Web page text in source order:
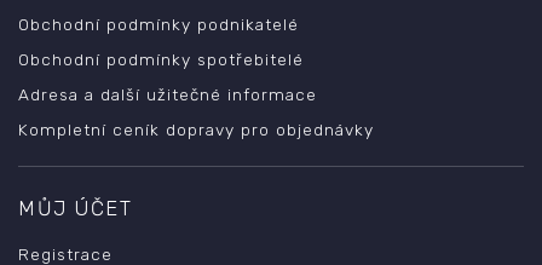
Obchodní podmínky podnikatelé
Obchodní podmínky spotřebitelé
Adresa a další užitečné informace
Kompletní ceník dopravy pro objednávky
MŮJ ÚČET
Registrace